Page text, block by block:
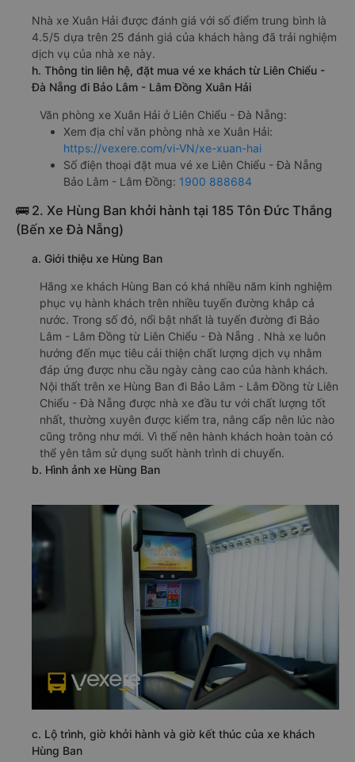
Nhà xe Xuân Hải được đánh giá với số điểm trung bình là
4.5/5 dựa trên 25 đánh giá của khách hàng đã trải nghiệm
dịch vụ của nhà xe này.
h. Thông tin liên hệ, đặt mua vé xe khách từ Liên Chiểu -
Đà Nẵng đi Bảo Lâm - Lâm Đồng Xuân Hải
Văn phòng xe Xuân Hải ở Liên Chiểu - Đà Nẵng:
Xem địa chỉ văn phòng nhà xe Xuân Hải:
https://vexere.com/vi-VN/xe-xuan-hai
Số điện thoại đặt mua vé xe Liên Chiểu - Đà Nẵng
Bảo Lâm - Lâm Đồng: 1900 888684
🚌 2. Xe Hùng Ban khởi hành tại 185 Tôn Đức Thắng
(Bến xe Đà Nẵng)
a. Giới thiệu xe Hùng Ban
Hãng xe khách Hùng Ban có khá nhiều năm kinh nghiệm
phục vụ hành khách trên nhiều tuyến đường khắp cả
nước. Trong số đó, nổi bật nhất là tuyến đường đi Bảo
Lâm - Lâm Đồng từ Liên Chiểu - Đà Nẵng . Nhà xe luôn
hướng đến mục tiêu cải thiện chất lượng dịch vụ nhằm
đáp ứng được nhu cầu ngày càng cao của hành khách.
Nội thất trên xe Hùng Ban đi Bảo Lâm - Lâm Đồng từ Liên
Chiểu - Đà Nẵng được nhà xe đầu tư với chất lượng tốt
nhất, thường xuyên được kiểm tra, nâng cấp nên lúc nào
cũng trông như mới. Vì thế nên hành khách hoàn toàn có
thể yên tâm sử dụng suốt hành trình di chuyển.
b. Hình ảnh xe Hùng Ban
c. Lộ trình, giờ khởi hành và giờ kết thúc của xe khách
Hùng Ban